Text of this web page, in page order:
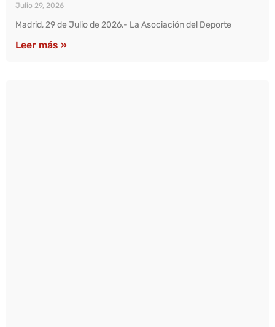
Julio 29, 2026
Madrid, 29 de Julio de 2026.- La Asociación del Deporte
Leer más »